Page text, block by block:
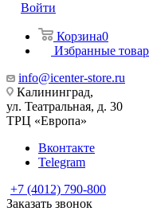
Войти
Корзина0
Избранные
info@icenter-store.ru
Калининград,
ул. Театральная, д. 30
ТРЦ «Европа»
Вконтакте
Telegram
+7 (4012) 790-800
Заказать звонок